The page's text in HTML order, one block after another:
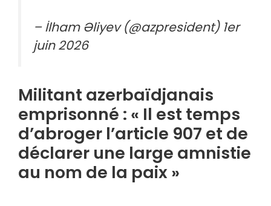
– İlham Əliyev (@azpresident) 1er
juin 2026
Militant azerbaïdjanais
emprisonné : « Il est temps
d’abroger l’article 907 et de
déclarer une large amnistie
au nom de la paix »